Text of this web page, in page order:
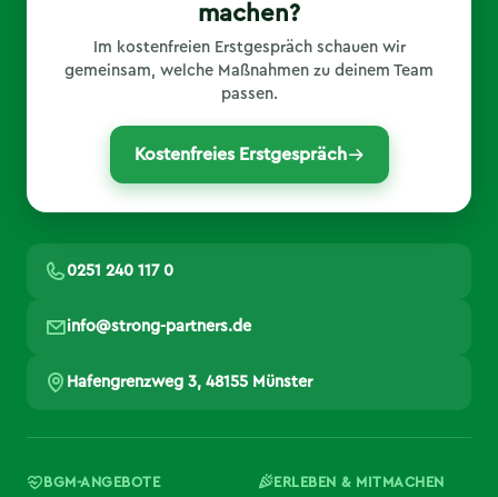
machen?
Im kostenfreien Erstgespräch schauen wir
gemeinsam, welche Maßnahmen zu deinem Team
passen.
Kostenfreies Erstgespräch
0251 240 117 0
info@strong-partners.de
Hafengrenzweg 3, 48155 Münster
BGM-ANGEBOTE ERLEBEN & MITMACHEN